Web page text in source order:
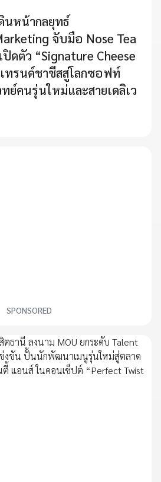
นหน้ากลยุทธ์
จับมือ Nose Tea
ปิดตัว “Signature Cheese
ทรนด์ชาชีสสู่โลกซอฟท์
ย์คนรุ่นใหม่และสายเดลิเว
SPONSORED